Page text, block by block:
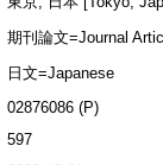
期刊論文=Journal
日文=Japanese
02876086 (P)
597